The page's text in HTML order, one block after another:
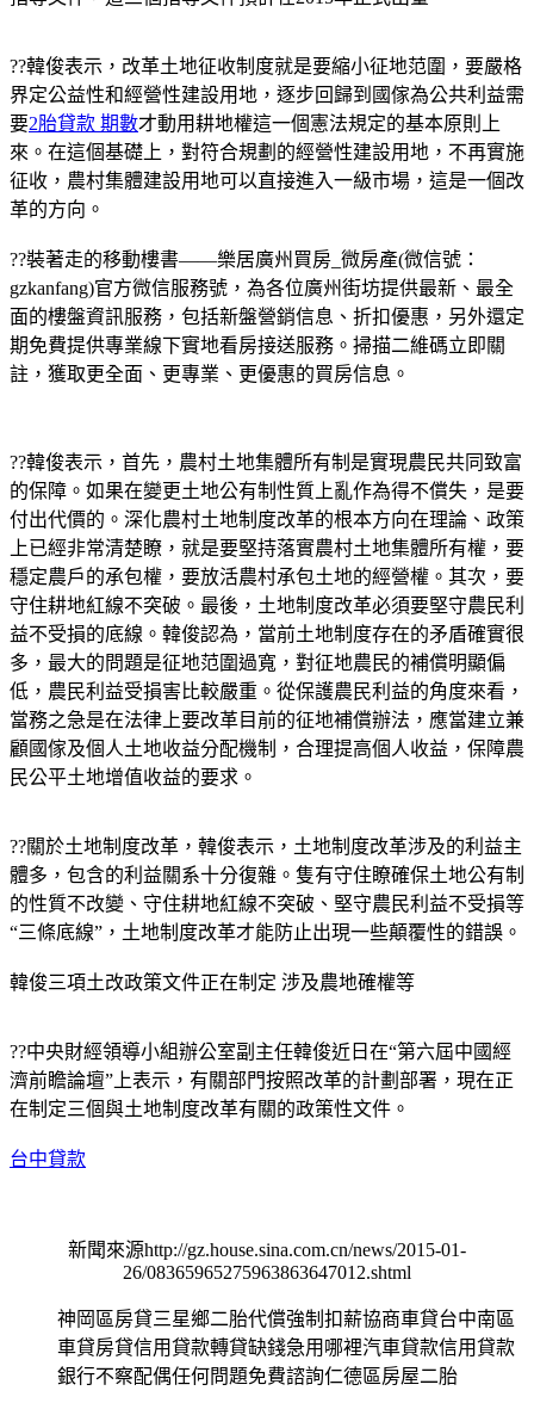
??韓俊表示，改革土地征收制度就是要縮小征地范圍，要嚴格
界定公益性和經營性建設用地，逐步回歸到國傢為公共利益需
要2胎貸款 期數才動用耕地權這一個憲法規定的基本原則上
來。在這個基礎上，對符合規劃的經營性建設用地，不再實施
征收，農村集體建設用地可以直接進入一級市場，這是一個改
革的方向。
??裝著走的移動樓書——樂居廣州買房_微房產(微信號：
gzkanfang)官方微信服務號，為各位廣州街坊提供最新、最全
面的樓盤資訊服務，包括新盤營銷信息、折扣優惠，另外還定
期免費提供專業線下實地看房接送服務。掃描二維碼立即關
註，獲取更全面、更專業、更優惠的買房信息。
??韓俊表示，首先，農村土地集體所有制是實現農民共同致富
的保障。如果在變更土地公有制性質上亂作為得不償失，是要
付出代價的。深化農村土地制度改革的根本方向在理論、政策
上已經非常清楚瞭，就是要堅持落實農村土地集體所有權，要
穩定農戶的承包權，要放活農村承包土地的經營權。其次，要
守住耕地紅線不突破。最後，土地制度改革必須要堅守農民利
益不受損的底線。韓俊認為，當前土地制度存在的矛盾確實很
多，最大的問題是征地范圍過寬，對征地農民的補償明顯偏
低，農民利益受損害比較嚴重。從保護農民利益的角度來看，
當務之急是在法律上要改革目前的征地補償辦法，應當建立兼
顧國傢及個人土地收益分配機制，合理提高個人收益，保障農
民公平土地增值收益的要求。
??關於土地制度改革，韓俊表示，土地制度改革涉及的利益主
體多，包含的利益關系十分復雜。隻有守住瞭確保土地公有制
的性質不改變、守住耕地紅線不突破、堅守農民利益不受損等
“三條底線”，土地制度改革才能防止出現一些顛覆性的錯誤。
韓俊三項土改政策文件正在制定 涉及農地確權等
??中央財經領導小組辦公室副主任韓俊近日在“第六屆中國經
濟前瞻論壇”上表示，有關部門按照改革的計劃部署，現在正
在制定三個與土地制度改革有關的政策性文件。
台中貸款
新聞來源http://gz.house.sina.com.cn/news/2015-01-
26/08365965275963863647012.shtml
神岡區房貸三星鄉二胎代償強制扣薪協商車貸台中南區
車貸房貸信用貸款轉貸缺錢急用哪裡汽車貸款信用貸款
銀行不察配偶任何問題免費諮詢仁德區房屋二胎